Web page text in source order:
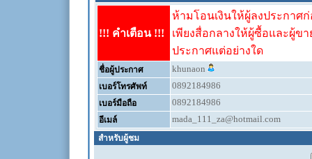
!!! คำเตือน !!!
ห้ามโอนเงินให้ผู้ลงประกาศ
เพียงสื่อกลางให้ผู้ซื้อและผู้ข
ประกาศแต่อย่างใด
ชื่อผู้ประกาศ khunaon
เบอร์โทรศัพท์ 0892184986
เบอร์มือถือ 0892184986
อีเมล์ mada_111_za@hotmail.com
สำหรับผู้ชม